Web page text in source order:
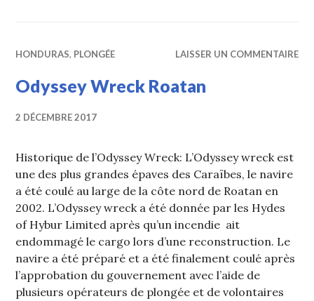
HONDURAS, PLONGÉE LAISSER UN COMMENTAIRE
Odyssey Wreck Roatan
2 DÉCEMBRE 2017
Historique de l’Odyssey Wreck: L’Odyssey wreck est
une des plus grandes épaves des Caraïbes, le navire
a été coulé au large de la côte nord de Roatan en
2002. L’Odyssey wreck a été donnée par les Hydes
of Hybur Limited après qu’un incendie ait
endommagé le cargo lors d’une reconstruction. Le
navire a été préparé et a été finalement coulé après
l’approbation du gouvernement avec l’aide de
plusieurs opérateurs de plongée et de volontaires